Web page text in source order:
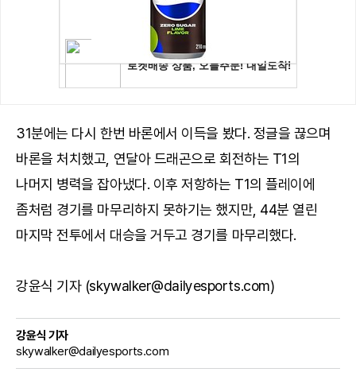
31분에는 다시 한번 바론에서 이득을 봤다. 정글을 끊으며
바론을 처치했고, 연달아 드래곤으로 회전하는 T1의
나머지 병력을 잡아냈다. 이후 저항하는 T1의 플레이에
좀처럼 경기를 마무리하지 못하기는 했지만, 44분 열린
마지막 전투에서 대승을 거두고 경기를 마무리했다.
강윤식 기자 (skywalker@dailyesports.com)
강윤식 기자
skywalker@dailyesports.com